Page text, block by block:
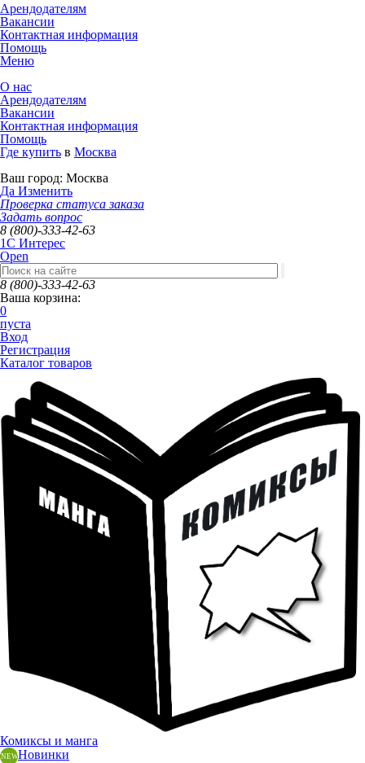
Арендодателям
Вакансии
Контактная информация
Помощь
Меню
О нас
Арендодателям
Вакансии
Контактная информация
Помощь
Где купить в Москва
Ваш город: Москва
Да Изменить
Проверка статуса заказа
Задать вопрос
8 (800)-333-42-63
1C Интерес
Open
8 (800)-333-42-63
Ваша корзина:
0
пуста
Вход
Регистрация
Каталог товаров
Комиксы и манга
Новинки